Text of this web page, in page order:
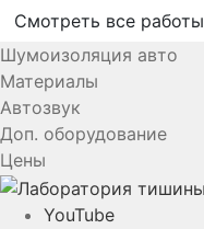
Смотреть все работы
Шумоизоляция авто
Материалы
Автозвук
Доп. оборудование
Цены
YouTube